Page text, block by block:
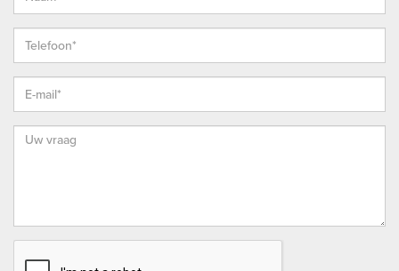
HOEKSCHE WAARD
De Hoeksche Waard is een eiland ten zuiden van Rotterdam
met een oppervlakte van 27.420 hectare, telt ruim 88.000
inwoners en is sinds 2019 samengevoegd in 1 gelijknamige
gemeente. Door de status van “Nationaal Landschap” is haar
open en landelijk karakter op de lange termijn verzekerd en
HEINENOORD
Het gemoedelijke dorp Heinenoord heeft haar ongeveer